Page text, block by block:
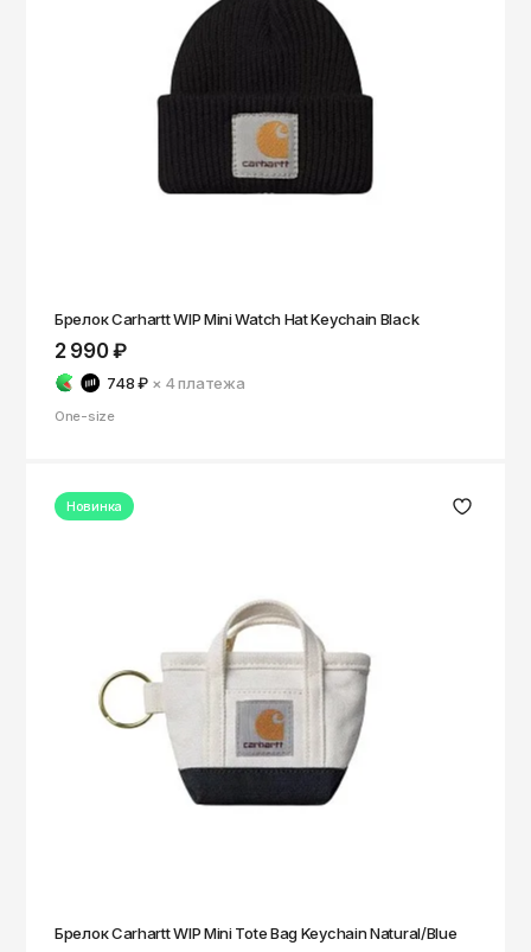
Брелок Carhartt WIP Mini Watch Hat Keychain Black
2 990 ₽
748 ₽ × 4платежа
One-size
Новинка
Брелок Carhartt WIP Mini Tote Bag Keychain Natural/Blue
Южно-Сахалинск